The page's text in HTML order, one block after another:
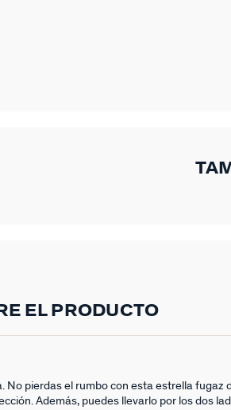
EL PRODUCTO
No pierdas el rumbo con esta estrella fugaz
Además, puedes llevarlo por los dos